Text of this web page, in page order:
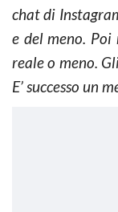
chat di
e del meno.
reale o meno.
E’ successo un